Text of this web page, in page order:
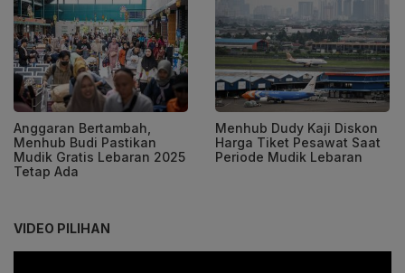
Anggaran Bertambah,
Menhub Budi Pastikan
Mudik Gratis Lebaran 2025
Tetap Ada
Menhub Dudy Kaji Diskon
Harga Tiket Pesawat Saat
Periode Mudik Lebaran
VIDEO PILIHAN